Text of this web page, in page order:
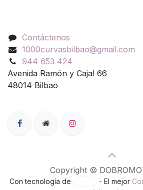
Contáctenos
1000curvasbilbao@gmail.com
944 653 424
Avenida Ramón y Cajal 66
48014 Bilbao
Copyright ©
Con tecnología de - El mejor